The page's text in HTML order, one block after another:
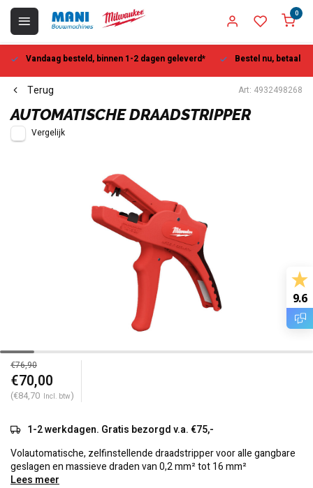
0
Vandaag besteld, binnen 1-2 dagen geleverd* Bestel nu, betaal
Terug Art: 4932498268
AUTOMATISCHE DRAADSTRIPPER
Vergelijk
€76,90
€70,00
(€84,70 Incl. btw)
1-2 werkdagen. Gratis bezorgd v.a. €75,-
Volautomatische, zelfinstellende draadstripper voor alle gangbare
geslagen en massieve draden van 0,2 mm² tot 16 mm²
Lees meer
9.6